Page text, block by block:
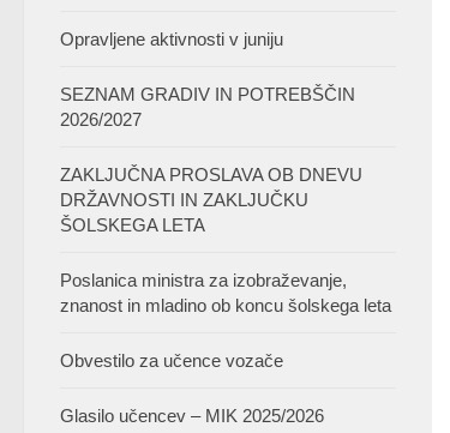
Opravljene aktivnosti v juniju
SEZNAM GRADIV IN POTREBŠČIN
2026/2027
ZAKLJUČNA PROSLAVA OB DNEVU
DRŽAVNOSTI IN ZAKLJUČKU
ŠOLSKEGA LETA
Poslanica ministra za izobraževanje,
znanost in mladino ob koncu šolskega leta
Obvestilo za učence vozače
Glasilo učencev – MIK 2025/2026